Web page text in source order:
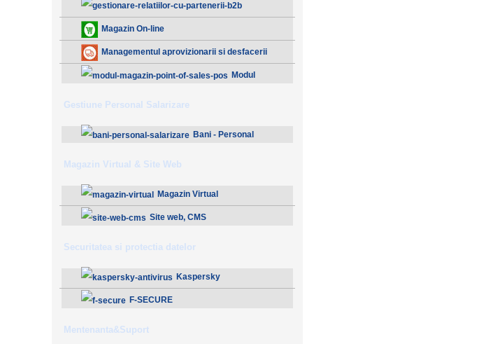
Gestionare Relatiilor cu Partenerii (B2B)
Magazin On-line
Managementul aprovizionarii si desfacerii
Modul
Gestiune Personal Salarizare
Bani - Personal
Magazin Virtual & Site Web
Magazin Virtual
Site web, CMS
Securitatea si protectia datelor
Kaspersky
F-SECURE
Mentenanta&Suport